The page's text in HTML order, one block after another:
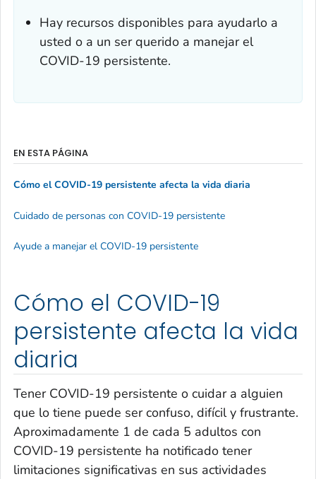
Hay recursos disponibles para ayudarlo a
usted o a un ser querido a manejar el
COVID-19 persistente.
Cómo el COVID-19
persistente afecta la vida
diaria
Tener COVID-19 persistente o cuidar a alguien
que lo tiene puede ser confuso, difícil y frustrante.
Aproximadamente 1 de cada 5 adultos con
COVID-19 persistente ha notificado tener
limitaciones significativas en sus actividades
EN ESTA PÁGINA
Cómo el COVID-19 persistente afecta la vida diaria
Cuidado de personas con COVID-19 persistente
Ayude a manejar el COVID-19 persistente